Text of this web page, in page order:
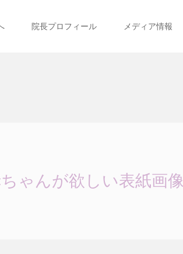
院長プロフィール メディア情報
ゃんが欲しい表紙画像